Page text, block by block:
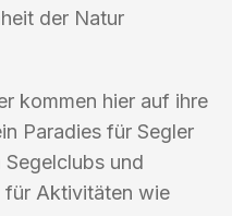
der Natur
kommen hier auf ihre
Paradies für Segler
und
für Aktivitäten wie